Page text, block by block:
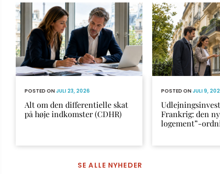
POSTED ONJULI 23, 2026
Alt om den differentielle skat
på høje indkomster (CDHR)
POSTED ONJULI 9,
Frankrig: den
logement”-
SE ALLE NYHEDER